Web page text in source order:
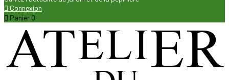
 Connexion
 Panier 0